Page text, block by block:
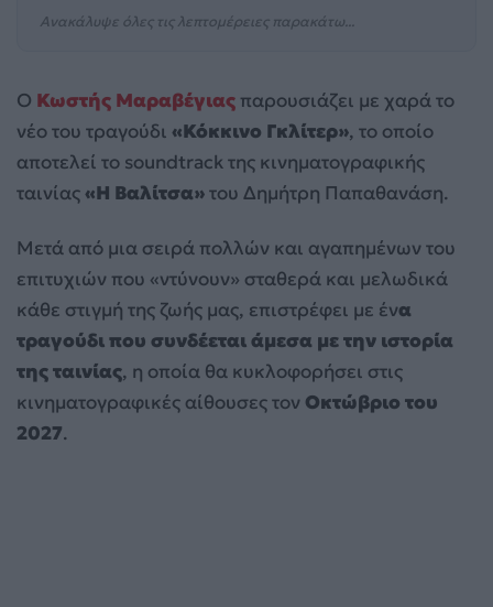
Ανακάλυψε όλες τις λεπτομέρειες παρακάτω...
Ο Κωστής Μαραβέγιας παρουσιάζει με χαρά το
νέο του τραγούδι «Κόκκινο Γκλίτερ», το οποίο
αποτελεί το soundtrack της κινηματογραφικής
ταινίας«Η Βαλίτσα»του Δημήτρη Παπαθανάση.
Μετά από μια σειρά πολλών και αγαπημένων του
επιτυχιών που «ντύνουν» σταθερά και μελωδικά
κάθε στιγμή της ζωής μας, επιστρέφει με ένα
τραγούδι που συνδέεται άμεσα με την ιστορία
της ταινίας, η οποία θα κυκλοφορήσει στις
κινηματογραφικές αίθουσες τον Οκτώβριο του
2027.